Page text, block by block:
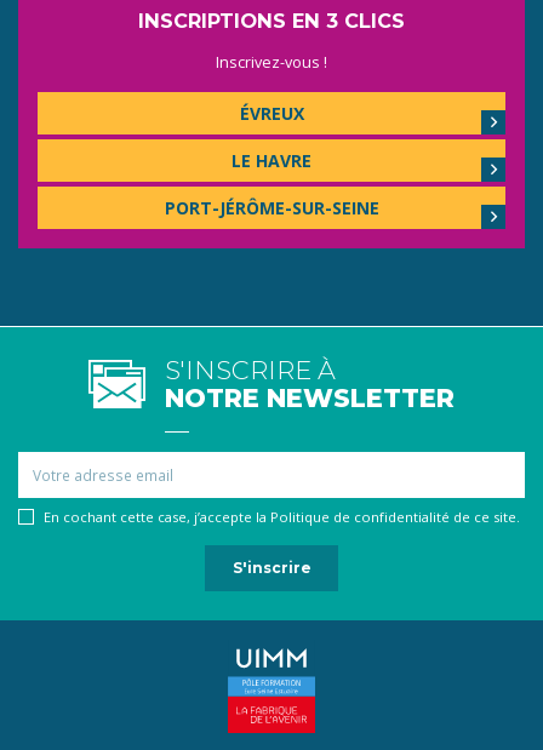
INSCRIPTIONS EN 3 CLICS
Inscrivez-vous !
ÉVREUX
LE HAVRE
PORT-JÉRÔME-SUR-SEINE
S'INSCRIRE À
NOTRE NEWSLETTER
En cochant cette case, j’accepte la Politique de confidentialité de ce site.